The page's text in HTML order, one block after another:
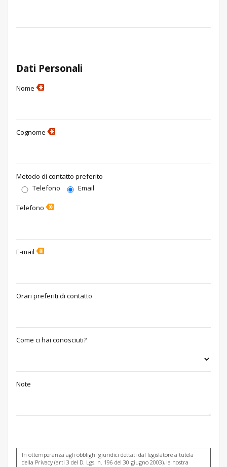
Dati Personali
Nome
Cognome
Metodo di contatto preferito
Telefono
Email
Telefono
E-mail
Orari preferiti di contatto
Come ci hai conosciuti?
Note
In ottemperanza agli obblighi giuridici dettati dal legislatore a tutela
della Privacy (arti 3 del D. Lgs. n. 196 del 30 giugno 2003), la nostra